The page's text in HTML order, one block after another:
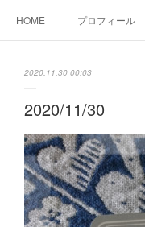
HOME プロフィール
2020.11.30 00:03
2020/11/30